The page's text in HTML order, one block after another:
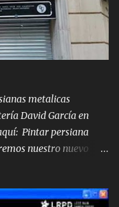
metalicas
David García en
Pintar persiana
nuestro nuevo
el texto de urgencias